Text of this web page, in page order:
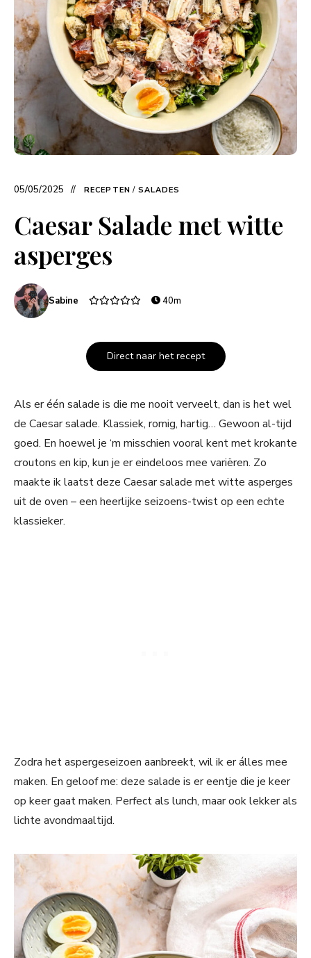
05/05/2025 RECEPTEN / SALADES
Caesar Salade met witte
asperges
Sabine 40m
Direct naar het recept
Als er één salade is die me nooit verveelt, dan is het wel
de Caesar salade. Klassiek, romig, hartig… Gewoon al-tijd
goed. En hoewel je ‘m misschien vooral kent met krokante
croutons en kip, kun je er eindeloos mee variëren. Zo
maakte ik laatst deze Caesar salade met witte asperges
uit de oven – een heerlijke seizoens-twist op een echte
klassieker.
Zodra het aspergeseizoen aanbreekt, wil ik er álles mee
maken. En geloof me: deze salade is er eentje die je keer
op keer gaat maken. Perfect als lunch, maar ook lekker als
lichte avondmaaltijd.